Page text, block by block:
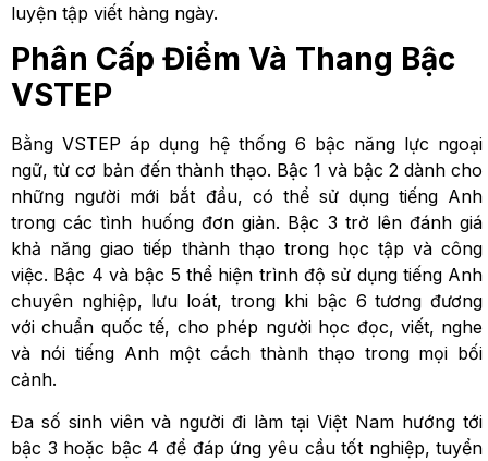
luyện tập viết hàng ngày.
Phân Cấp Điểm Và Thang Bậc
VSTEP
Bằng VSTEP áp dụng hệ thống 6 bậc năng lực ngoại
ngữ, từ cơ bản đến thành thạo. Bậc 1 và bậc 2 dành cho
những người mới bắt đầu, có thể sử dụng tiếng Anh
trong các tình huống đơn giản. Bậc 3 trở lên đánh giá
khả năng giao tiếp thành thạo trong học tập và công
việc. Bậc 4 và bậc 5 thể hiện trình độ sử dụng tiếng Anh
chuyên nghiệp, lưu loát, trong khi bậc 6 tương đương
với chuẩn quốc tế, cho phép người học đọc, viết, nghe
và nói tiếng Anh một cách thành thạo trong mọi bối
cảnh.
Đa số sinh viên và người đi làm tại Việt Nam hướng tới
bậc 3 hoặc bậc 4 để đáp ứng yêu cầu tốt nghiệp, tuyển